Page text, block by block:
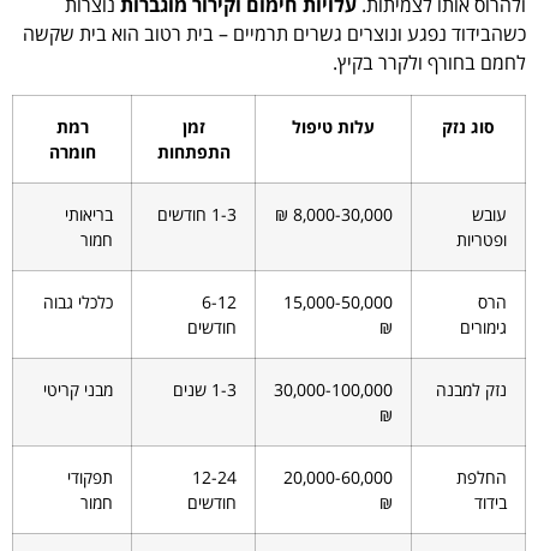
כשהבידוד נפגע ונוצרים גשרים תרמיים – בית רטוב הוא בית שקשה
לחמם בחורף ולקרר בקיץ.
סוג נזק עלות טיפול
זמן
התפתחות
רמת
חומרה
עובש
ופטריות
8,000-30,000 ₪ 1-3 חודשים
בריאותי
חמור
הרס
גימורים
15,000-50,000
₪
6-12
חודשים
כלכלי גבוה
נזק למבנה
30,000-100,000
₪
1-3 שנים מבני קריטי
החלפת
בידוד
20,000-60,000
₪
12-24
חודשים
תפקודי
חמור